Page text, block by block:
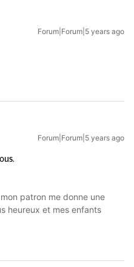
Forum|Forum|5 years ago
Forum|Forum|5 years ago
patron me donne une
heureux et mes enfants